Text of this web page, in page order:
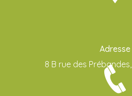
Adresse
8 B rue des